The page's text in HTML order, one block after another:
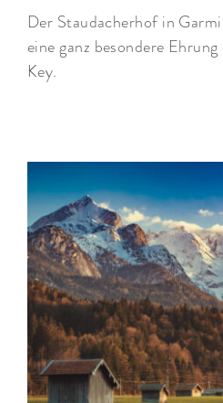
Der Staudacherhof in
eine ganz besondere
Key.